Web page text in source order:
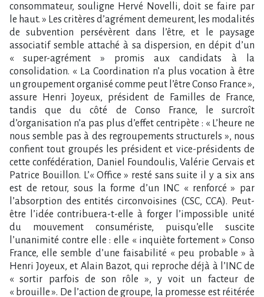
consommateur, souligne Hervé Novelli, doit se faire par
le haut. » Les critères d’agrément demeurent, les modalités
de subvention persévèrent dans l’être, et le paysage
associatif semble attaché à sa dispersion, en dépit d’un
« super-agrément » promis aux candidats à la
consolidation. « La Coordination n’a plus vocation à être
un groupement organisé comme peut l’être Conso France »,
assure Henri Joyeux, président de Familles de France,
tandis que du côté de Conso France, le surcroît
d’organisation n’a pas plus d’effet centripète : « L’heure ne
nous semble pas à des regroupements structurels », nous
confient tout groupés les président et vice-présidents de
cette confédération, Daniel Foundoulis, Valérie Gervais et
Patrice Bouillon. L’« Office » resté sans suite il y a six ans
est de retour, sous la forme d’un INC « renforcé » par
l’absorption des entités circonvoisines (CSC, CCA). Peut-
être l’idée contribuera-t-elle à forger l’impossible unité
du mouvement consumériste, puisqu’elle suscite
l’unanimité contre elle : elle « inquiète fortement » Conso
France, elle semble d’une faisabilité « peu probable » à
Henri Joyeux, et Alain Bazot, qui reproche déjà à l’INC de
« sortir parfois de son rôle », y voit un facteur de
« brouille ». De l’action de groupe, la promesse est réitérée